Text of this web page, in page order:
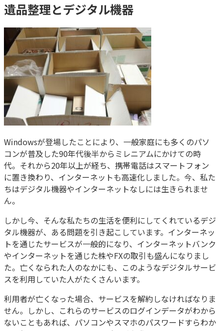
遺品整理とデジタル機器
Windowsが登場したことにより、一般家庭にも多くのパソ
コンが普及した90年代後半からミレニアムにかけての時
代。それから20年以上が経ち、携帯電話はスマートフォン
に置き換わり、インターネットも高速化しました。今、私た
ちはデジタル機器やインターネットなしには生きられませ
ん。
しかし今、そんな私たちの生活を便利にしてくれているデジ
タル機器が、ある問題を引き起こしています。インターネッ
トを通じたサービスが一般的になり、インターネットバンク
やインターネットを通じた株やFXの取引も盛んになりまし
た。亡くなられた人のなかにも、このようなデジタルサービ
スを利用していた人がたくさんいます。
利用者が亡くなった場合、サービスを解約しなければなりま
せん。しかし、これらのサービスのログインデータがわから
ないこともあれば、パソコンやスマホのパスワードすらわか